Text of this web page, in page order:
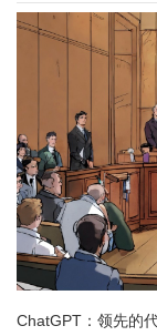
ChatGPT：领先的